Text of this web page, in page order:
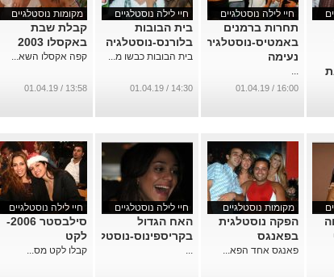
חיי לילה נוסטלגיים
תחרות ברמנים
באמטיס-נוסטלגיה
נעימה
...
16:00 / 01.04.19
חיי לילה נוסטלגיים
בית הבובות
בלורנס-נוסטלגיה
בית הבובות כבשו מ...
14:30 / 01.04.19
מקומות נוסטלגיים
קבלת שבת
באקסלו 2003
קפה אקסלו השא...
13:58 / 01.04.19
מקומות נוסטלגיים
הפקה נוסטלגית
בפאנגס
פאנגס אחד הפא...
חיי לילה נוסטלגיים
האח הגדול
בקריספינוס-נוסטלגיה
...
חיי לילה נוסטלגיים
סילבסטר 2006-
לקט
קבלו לקט מס...